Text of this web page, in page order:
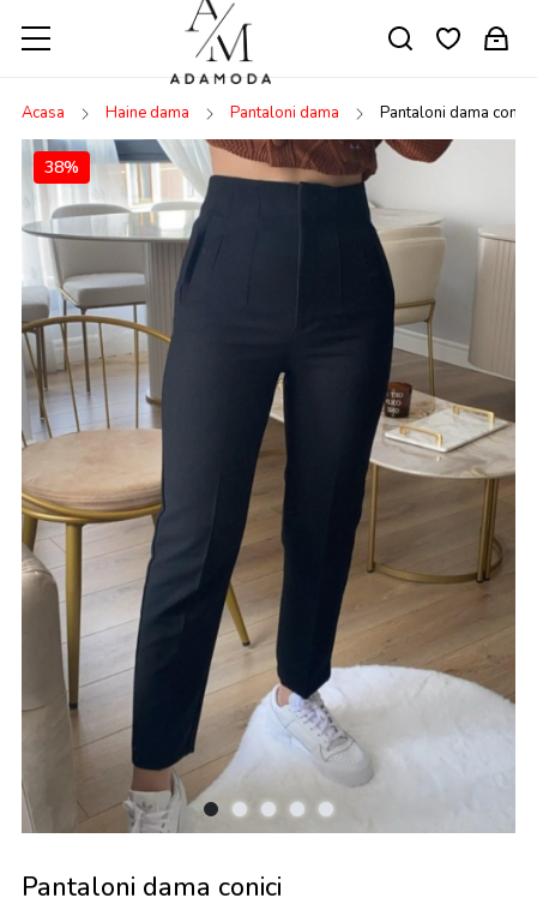
Acasa Haine dama Pantaloni dama Pantaloni dama conici
38%
Pantaloni dama conici